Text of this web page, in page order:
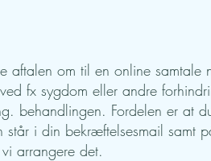
aftalen om til en online
fx sygdom eller andre
behandlingen. Fordelen er at
står i din bekræftelsesmail samt
arrangere det.